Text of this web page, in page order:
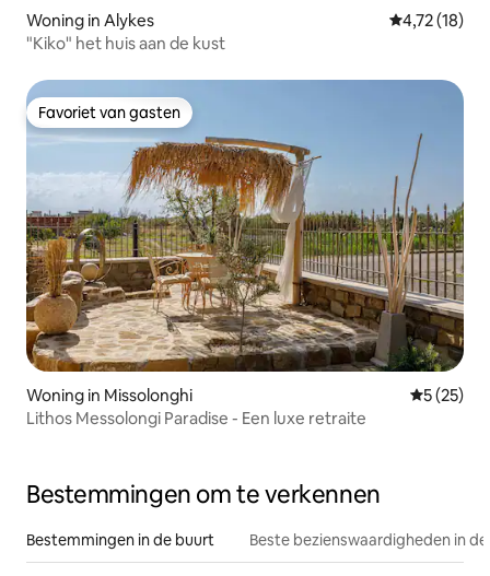
Woning in Alykes Gemiddelde
4,72 (18)
"Kiko" het huis aan de kust
Favoriet van gasten
Favoriet van gasten
Woning in Missolonghi
5 (25)
Lithos Messolongi Paradise - Een luxe retraite
Bestemmingen om te verkennen
Bestemmingen in de buurt Beste bezienswaardigheden in